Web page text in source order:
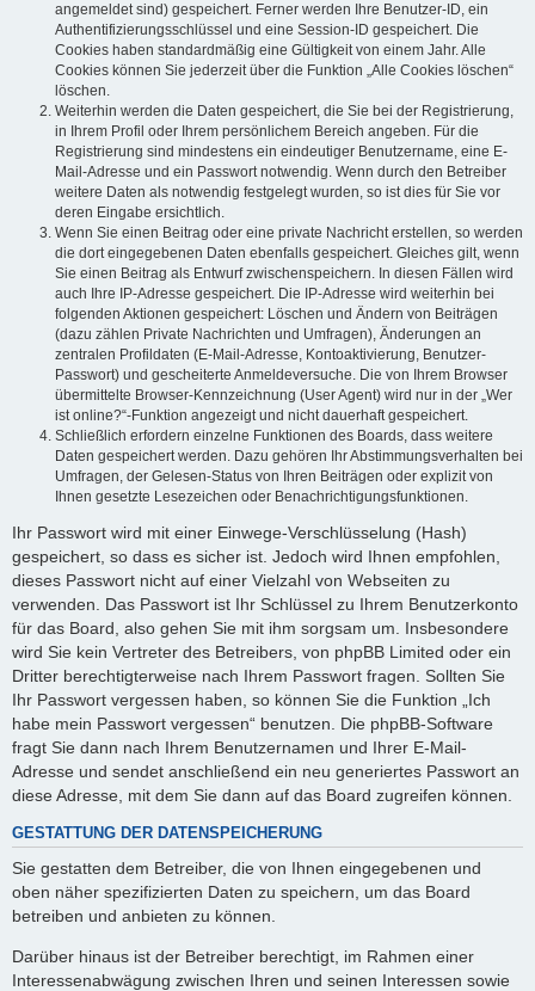
angemeldet sind) gespeichert. Ferner werden Ihre Benutzer-ID, ein
Authentifizierungsschlüssel und eine Session-ID gespeichert. Die
Cookies haben standardmäßig eine Gültigkeit von einem Jahr. Alle
Cookies können Sie jederzeit über die Funktion „Alle Cookies löschen“
löschen.
Weiterhin werden die Daten gespeichert, die Sie bei der Registrierung,
in Ihrem Profil oder Ihrem persönlichem Bereich angeben. Für die
Registrierung sind mindestens ein eindeutiger Benutzername, eine E-
Mail-Adresse und ein Passwort notwendig. Wenn durch den Betreiber
weitere Daten als notwendig festgelegt wurden, so ist dies für Sie vor
deren Eingabe ersichtlich.
Wenn Sie einen Beitrag oder eine private Nachricht erstellen, so werden
die dort eingegebenen Daten ebenfalls gespeichert. Gleiches gilt, wenn
Sie einen Beitrag als Entwurf zwischenspeichern. In diesen Fällen wird
auch Ihre IP-Adresse gespeichert. Die IP-Adresse wird weiterhin bei
folgenden Aktionen gespeichert: Löschen und Ändern von Beiträgen
(dazu zählen Private Nachrichten und Umfragen), Änderungen an
zentralen Profildaten (E-Mail-Adresse, Kontoaktivierung, Benutzer-
Passwort) und gescheiterte Anmeldeversuche. Die von Ihrem Browser
übermittelte Browser-Kennzeichnung (User Agent) wird nur in der „Wer
ist online?“-Funktion angezeigt und nicht dauerhaft gespeichert.
Schließlich erfordern einzelne Funktionen des Boards, dass weitere
Daten gespeichert werden. Dazu gehören Ihr Abstimmungsverhalten bei
Umfragen, der Gelesen-Status von Ihren Beiträgen oder explizit von
Ihnen gesetzte Lesezeichen oder Benachrichtigungsfunktionen.
Ihr Passwort wird mit einer Einwege-Verschlüsselung (Hash)
gespeichert, so dass es sicher ist. Jedoch wird Ihnen empfohlen,
dieses Passwort nicht auf einer Vielzahl von Webseiten zu
verwenden. Das Passwort ist Ihr Schlüssel zu Ihrem Benutzerkonto
für das Board, also gehen Sie mit ihm sorgsam um. Insbesondere
wird Sie kein Vertreter des Betreibers, von phpBB Limited oder ein
Dritter berechtigterweise nach Ihrem Passwort fragen. Sollten Sie
Ihr Passwort vergessen haben, so können Sie die Funktion „Ich
habe mein Passwort vergessen“ benutzen. Die phpBB-Software
fragt Sie dann nach Ihrem Benutzernamen und Ihrer E-Mail-
Adresse und sendet anschließend ein neu generiertes Passwort an
diese Adresse, mit dem Sie dann auf das Board zugreifen können.
GESTATTUNG DER DATENSPEICHERUNG
Sie gestatten dem Betreiber, die von Ihnen eingegebenen und
oben näher spezifizierten Daten zu speichern, um das Board
betreiben und anbieten zu können.
Darüber hinaus ist der Betreiber berechtigt, im Rahmen einer
Interessenabwägung zwischen Ihren und seinen Interessen sowie